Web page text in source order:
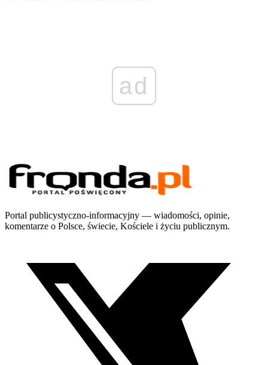
ad
Portal publicystyczno-informacyjny — wiadomości, opinie,
komentarze o Polsce, świecie, Kościele i życiu publicznym.